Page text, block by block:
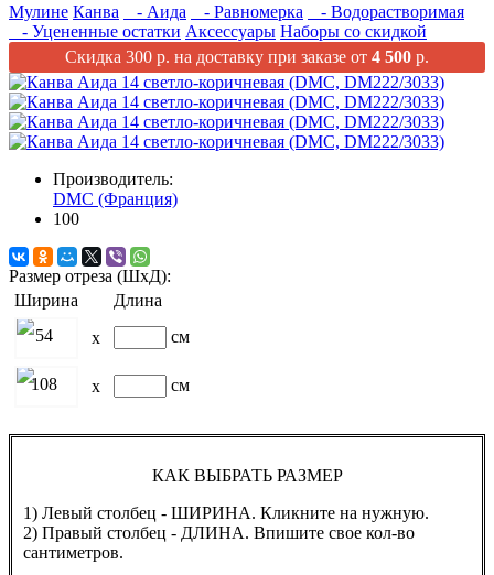
Мулине Канва - Аида - Равномерка
- Водорастворимая
- Уцененные остатки Аксессуары Наборы со скидкой
Скидка 300 р. на доставку при заказе от 4 500 р.
Производитель:
DMC (Франция)
100
Размер отреза (ШхД):
Ширина
Длина
54
x см
108 x см
КАК ВЫБРАТЬ РАЗМЕР
1) Левый столбец - ШИРИНА. Кликните на нужную.
2) Правый столбец - ДЛИНА. Впишите свое кол-во
сантиметров.